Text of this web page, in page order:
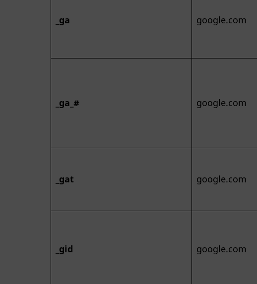
_ga google.com
_ga_# google.com
_gat google.com
_gid google.com